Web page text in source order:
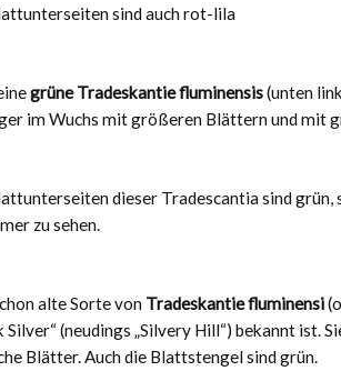
sind auch rot-lila
grüne Tradeskantie fluminensis(unten
im Wuchs mit größeren Blättern und mit
dieser Tradescantia sind
zu sehen.
alte Sorte von Tradeskantie fluminensi
Silver“ (neudings „Silvery Hill“) bekannt ist.
Blätter. Auch die Blattstengel sind grün.